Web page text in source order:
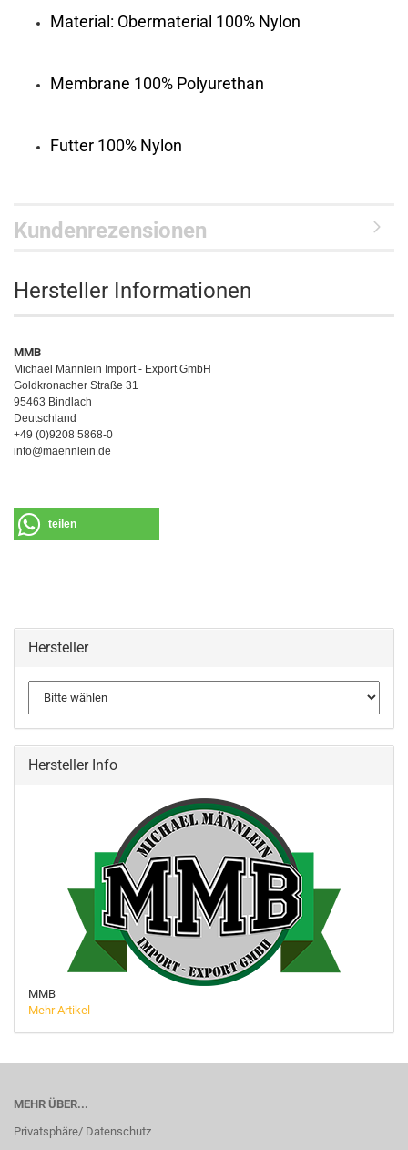
Material: Obermaterial 100% Nylon
Membrane 100% Polyurethan
Futter 100% Nylon
Kundenrezensionen
Hersteller Informationen
MMB
Michael Männlein Import - Export GmbH
Goldkronacher Straße 31
95463 Bindlach
Deutschland
+49 (0)9208 5868-0
info@maennlein.de
teilen
Hersteller
Hersteller Info
MMB
Mehr Artikel
MEHR ÜBER...
Privatsphäre/ Datenschutz